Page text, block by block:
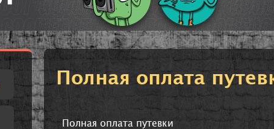
Полная оплата
Полная оплата путевки